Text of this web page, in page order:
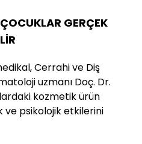
GERÇEK
Cerrahi ve Diş
uzmanı Doç. Dr.
kozmetik ürün
ve psikolojik etkilerini